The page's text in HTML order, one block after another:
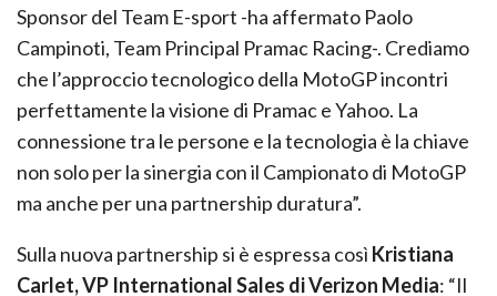
Sponsor del Team E-sport -ha affermato Paolo
Campinoti, Team Principal Pramac Racing-. Crediamo
che l’approccio tecnologico della MotoGP incontri
perfettamente la visione di Pramac e Yahoo. La
connessione tra le persone e la tecnologia è la chiave
non solo per la sinergia con il Campionato di MotoGP
ma anche per una partnership duratura”.
Sulla nuova partnership si è espressa così Kristiana
Carlet, VP International Sales di Verizon Media: “Il